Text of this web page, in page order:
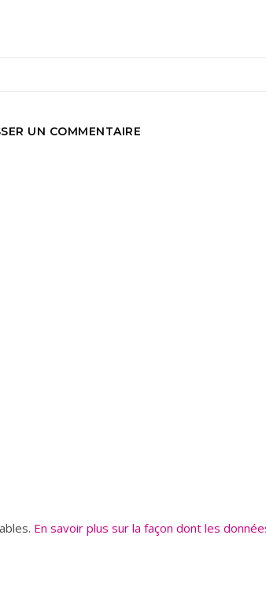
UN COMMENTAIRE
En savoir plus sur la façon dont les